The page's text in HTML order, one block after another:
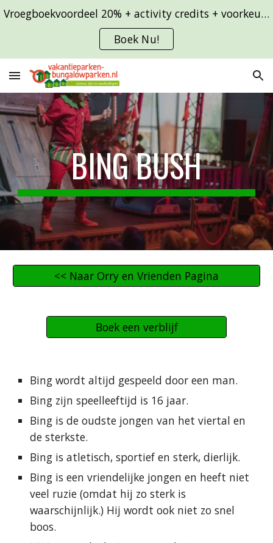
Skip to main content
Vroegboekvoordeel 20% + activity credits + voorkeursligging
Boek Nu!
BING BUSH
<< Naar Orry en Vrienden Pagina
Boek een verblijf
Bing wordt altijd gespeeld door een man.
Bing zijn speelleeftijd is 16 jaar.
Bing is de oudste jongen van het viertal en
de sterkste.
Bing is atletisch, sportief en sterk, dierlijk.
Bing is een vriendelijke jongen en heeft niet
veel ruzie (omdat hij zo sterk is
waarschijnlijk.) Hij wordt ook niet zo snel
boos.